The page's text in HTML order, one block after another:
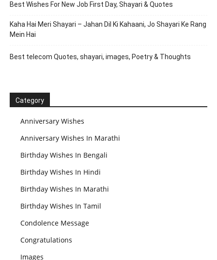
Best Wishes For New Job First Day, Shayari & Quotes
Kaha Hai Meri Shayari – Jahan Dil Ki Kahaani, Jo Shayari Ke Rang
Mein Hai
Best telecom Quotes, shayari, images, Poetry & Thoughts
Category
Anniversary Wishes
Anniversary Wishes In Marathi
Birthday Wishes In Bengali
Birthday Wishes In Hindi
Birthday Wishes In Marathi
Birthday Wishes In Tamil
Condolence Message
Congratulations
Images